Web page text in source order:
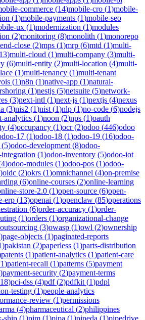
commerce (14)mobile-cro (1)mobile-
(1)mobile-payments (1)mobile-seo
ux (1)modernization (1)modules
(2)monitoring (8)monolith (1)monorepo
close (2)mps (1)mrp (6)mtd (1)multi-
13)multi-cloud (1)multi-company (3)multi-
(6)multi-entity (2)multi-location (4)multi-
(1)multi-tenancy (1)multi-tenant
(1)n8n (1)native-app (1)natural-
(1)nestjs (5)netsuite (5)network-
(3)next-intl (1)next-js (1)nextjs (4)nexus
(3)nis2 (1)nist (1)nlp (1)no-code (6)nodejs
analytics (1)noon (2)nps (1)oauth
(4)occupancy (1)ocr(2)odoo (446)odoo
17 (1)odoo-18 (1)odoo-19 (16)odoo-
(5)odoo-development (8)odoo-
(1)odoo-inventory (5)odoo-iot
4)odoo-modules (1)odoo-pos (1)odoo-
)oidc (2)okrs (1)omnichannel (4)on-premise
(6)online-courses (2)online-learning
store-2.0 (1)open-source (6)open-
erp (13)openai (1)openclaw (85)operations
(6)order-accuracy (1)order-
(1)orders (1)organizational-change
outsourcing (3)owasp (1)owl (2)ownership
)page-objects (1)paginated-reports
)pakistan (2)paperless (1)parts-distribution
patents (1)patient-analytics (1)patient-care
1)patient-recall (1)patterns (5)payment
)payment-security (2)payment-terms
18)pci-dss (4)pdf(2)pdfkit (1)pdpl
testing (1)people-analytics
review (1)permissions
(4)pharmaceutical (2)philippines
ship (1)pim (1)pipa (1)pipeda (1)pipedrive